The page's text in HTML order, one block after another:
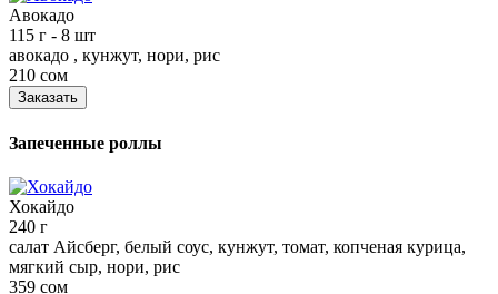
Авокадо
115 г - 8 шт
авокадо , кунжут, нори, рис
210 сом
Заказать
Запеченные роллы
Хокайдо
240 г
салат Айсберг, белый соус, кунжут, томат, копченая курица,
мягкий сыр, нори, рис
359 сом